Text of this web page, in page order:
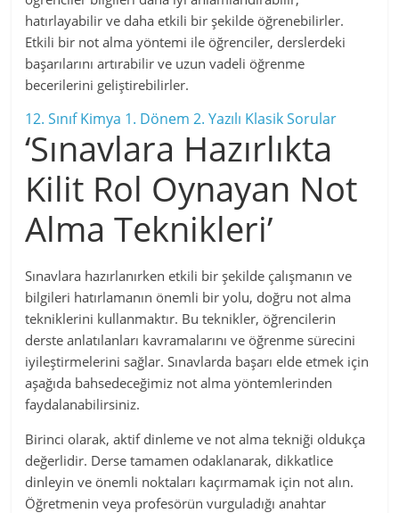
hatırlayabilir ve daha etkili bir şekilde öğrenebilirler.
Etkili bir not alma yöntemi ile öğrenciler, derslerdeki
başarılarını artırabilir ve uzun vadeli öğrenme
becerilerini geliştirebilirler.
12. Sınıf Kimya 1. Dönem 2. Yazılı Klasik Sorular
‘Sınavlara Hazırlıkta
Kilit Rol Oynayan Not
Alma Teknikleri’
Sınavlara hazırlanırken etkili bir şekilde çalışmanın ve
bilgileri hatırlamanın önemli bir yolu, doğru not alma
tekniklerini kullanmaktır. Bu teknikler, öğrencilerin
derste anlatılanları kavramalarını ve öğrenme sürecini
iyileştirmelerini sağlar. Sınavlarda başarı elde etmek için
aşağıda bahsedeceğimiz not alma yöntemlerinden
faydalanabilirsiniz.
Birinci olarak, aktif dinleme ve not alma tekniği oldukça
değerlidir. Derse tamamen odaklanarak, dikkatlice
dinleyin ve önemli noktaları kaçırmamak için not alın.
Öğretmenin veya profesörün vurguladığı anahtar